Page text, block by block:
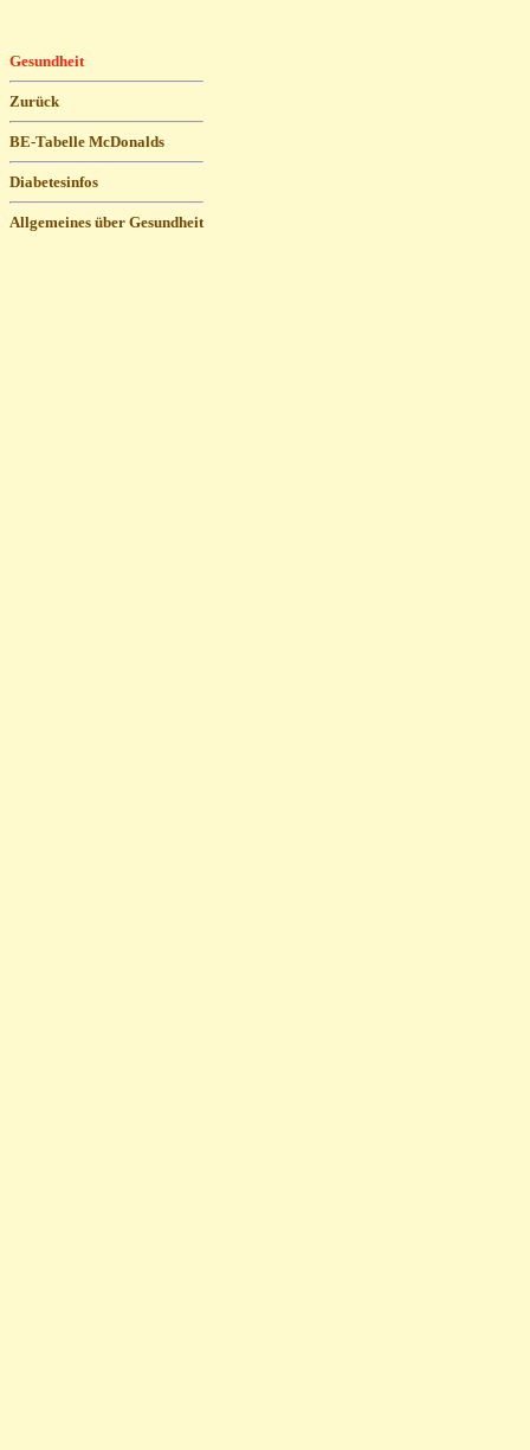
Gesundheit
Zurück
BE-Tabelle McDonalds
Diabetesinfos
Allgemeines über Gesundheit